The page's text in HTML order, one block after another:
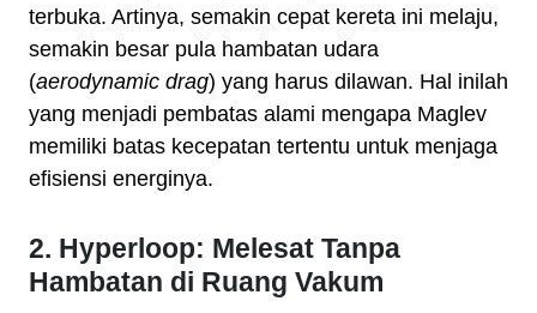
terbuka. Artinya, semakin cepat kereta ini melaju,
semakin besar pula hambatan udara
(aerodynamic drag) yang harus dilawan. Hal inilah
yang menjadi pembatas alami mengapa Maglev
memiliki batas kecepatan tertentu untuk menjaga
efisiensi energinya.
2. Hyperloop: Melesat Tanpa
Hambatan di Ruang Vakum